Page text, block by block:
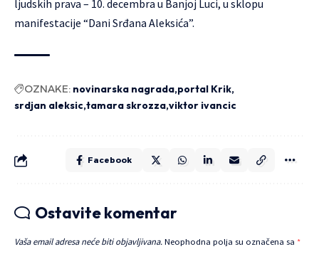
ljudskih prava – 10. decembra u Banjoj Luci, u sklopu
manifestacije “Dani Srđana Aleksića”.
OZNAKE: novinarska nagrada portal Krik
srdjan aleksic tamara skrozza viktor ivancic
Facebook
Ostavite komentar
Vaša email adresa neće biti objavljivana. Neophodna polja su označena sa *